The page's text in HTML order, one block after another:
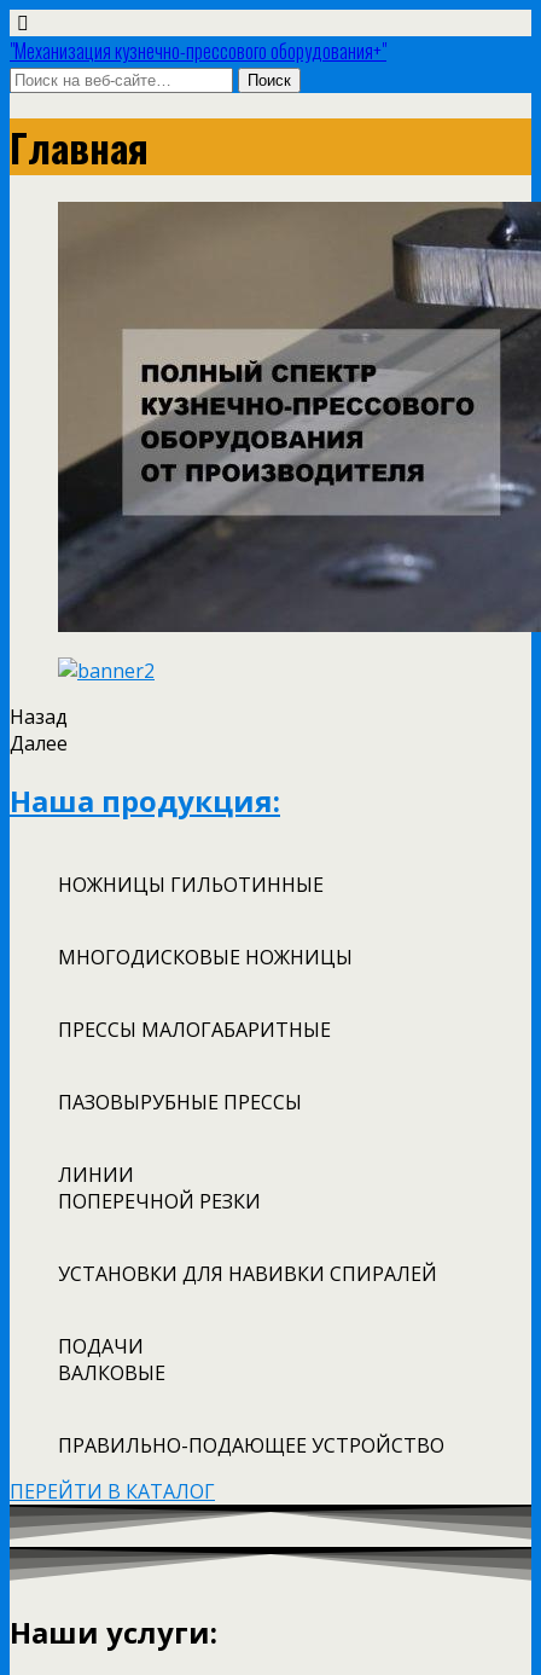
"Механизация кузнечно-прессового оборудования+"
Главная
Назад
Далее
Наша продукция:
НОЖНИЦЫ ГИЛЬОТИННЫЕ
МНОГОДИСКОВЫЕ НОЖНИЦЫ
ПРЕССЫ МАЛОГАБАРИТНЫЕ
ПАЗОВЫРУБНЫЕ ПРЕССЫ
ЛИНИИ
ПОПЕРЕЧНОЙ РЕЗКИ
УСТАНОВКИ ДЛЯ НАВИВКИ СПИРАЛЕЙ
ПОДАЧИ
ВАЛКОВЫЕ
ПРАВИЛЬНО-ПОДАЮЩЕЕ УСТРОЙСТВО
ПЕРЕЙТИ В КАТАЛОГ
Наши услуги: